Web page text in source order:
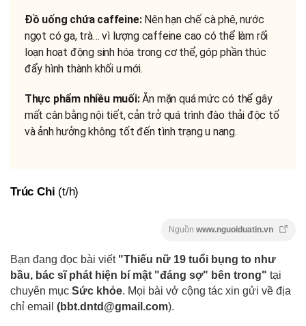
Đồ uống chứa caffeine:Nên hạn chế cà phê, nước
ngọt có ga, trà… vì lượng caffeine cao có thể làm rối
loạn hoạt động sinh hóa trong cơ thể, góp phần thúc
đẩy hình thành khối u mới.
Thực phẩm nhiều muối:Ăn mặn quá mức có thể gây
mất cân bằng nội tiết, cản trở quá trình đào thải độc tố
và ảnh hưởng không tốt đến tình trạng u nang.
Trúc Chi (t/h)
Nguồn www.nguoiduatin.vn
Bạn đang đọc bài viết "Thiếu nữ 19 tuổi bụng to như
bầu, bác sĩ phát hiện bí mật "đáng sợ" bên trong" tại
chuyên mục Sức khỏe. Mọi bài vở cộng tác xin gửi về địa
chỉ email (bbt.dntd@gmail.com).